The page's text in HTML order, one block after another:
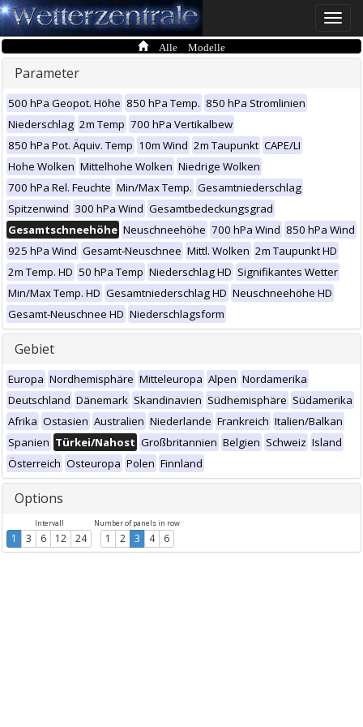
Toggle
Alle Modelle
Parameter
500 hPa Geopot. Höhe 850 hPa Temp. 850 hPa Stromlinien
Niederschlag 2m Temp 700 hPa Vertikalbew
850 hPa Pot. Äquiv. Temp 10m Wind 2m Taupunkt CAPE/LI
Hohe Wolken Mittelhohe Wolken Niedrige Wolken
700 hPa Rel. Feuchte Min/Max Temp. Gesamtniederschlag
Spitzenwind 300 hPa Wind Gesamtbedeckungsgrad
Gesamtschneehöhe Neuschneehöhe 700 hPa Wind 850 hPa Wind
925 hPa Wind Gesamt-Neuschnee Mittl. Wolken 2m Taupunkt HD
2m Temp. HD 50 hPa Temp Niederschlag HD Signifikantes Wetter
Min/Max Temp. HD Gesamtniederschlag HD Neuschneehöhe HD
Gesamt-Neuschnee HD Niederschlagsform
Gebiet
Europa Nordhemisphäre Mitteleuropa Alpen Nordamerika
Deutschland Dänemark Skandinavien Südhemisphäre Südamerika
Afrika Ostasien Australien Niederlande Frankreich Italien/Balkan
Spanien Türkei/Nahost Großbritannien Belgien Schweiz Island
Österreich Osteuropa Polen Finnland
Options
Intervall
1 3 6 12 24
Number of panels in row
1 2 3 4 6